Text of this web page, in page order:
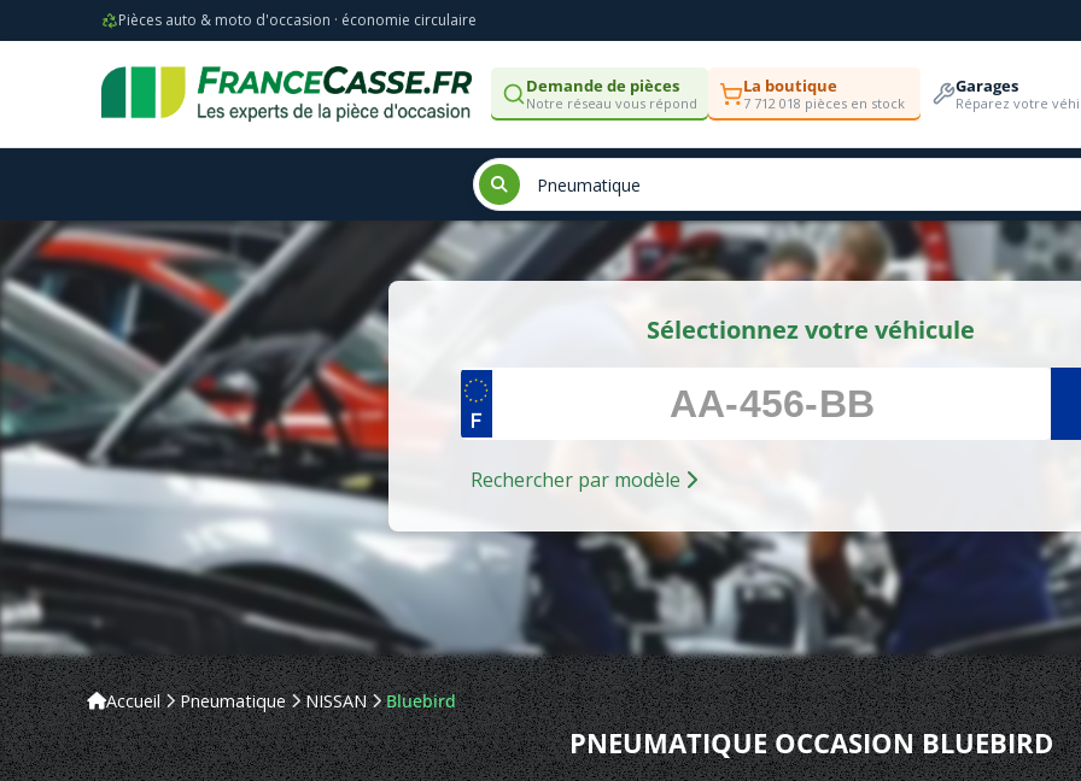
Pièces auto & moto d'occasion · économie circulaire
Demande de pièces
Notre réseau vous répond
La boutique
7 712 018 pièces en stock
Garages
Réparez votre
Sélectionnez votre véhicule
Rechercher par modèle
Accueil Pneumatique NISSAN Bluebird
PNEUMATIQUE OCCASION BLUEBIRD